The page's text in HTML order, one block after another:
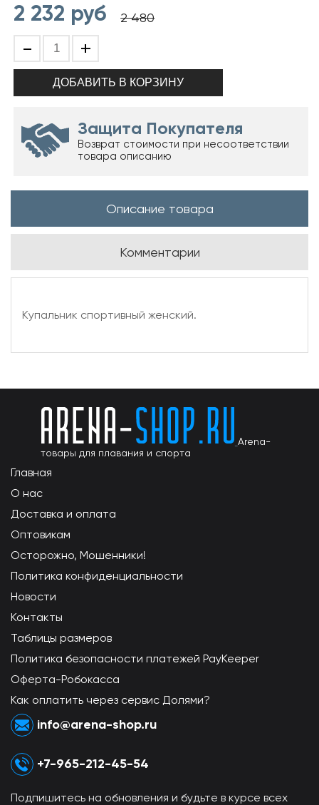
2 232 руб 2 480
- +
Защита Покупателя
Возврат стоимости при несоответствии
товара описанию
Описание товара
Комментарии
Купальник спортивный женский.
Arena-
товары для плавания и спорта
Главная
О нас
Доставка и оплата
Оптовикам
Осторожно, Мошенники!
Политика конфиденциальности
Новости
Контакты
Таблицы размеров
Политика безопасности платежей PayKeeper
Оферта-Робокасса
Как оплатить через сервис Долями?
info@arena-shop.ru
+7-965-212-45-54
Подпишитесь на обновления и будьте в курсе всех